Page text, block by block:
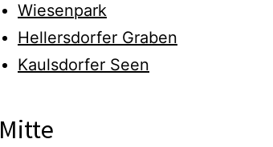
Wiesenpark
Hellersdorfer Graben
Kaulsdorfer Seen
Mitte